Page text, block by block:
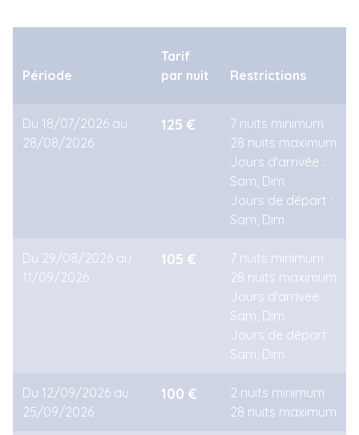
Période
Tarif
par nuit
Restrictions
Du 18/07/2026 au
28/08/2026
125 €
7 nuits minimum
28 nuits maximum
Jours d'arrivée :
Sam, Dim
Jours de départ :
Sam, Dim
Du 29/08/2026 au
11/09/2026
105 €
7 nuits minimum
28 nuits maximum
Jours d'arrivée :
Sam, Dim
Jours de départ :
Sam, Dim
Du 12/09/2026 au
25/09/2026
100 €
2 nuits minimum
28 nuits maximum